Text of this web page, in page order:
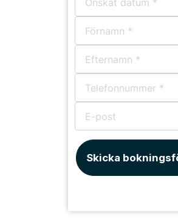
Bårhus
Skicka